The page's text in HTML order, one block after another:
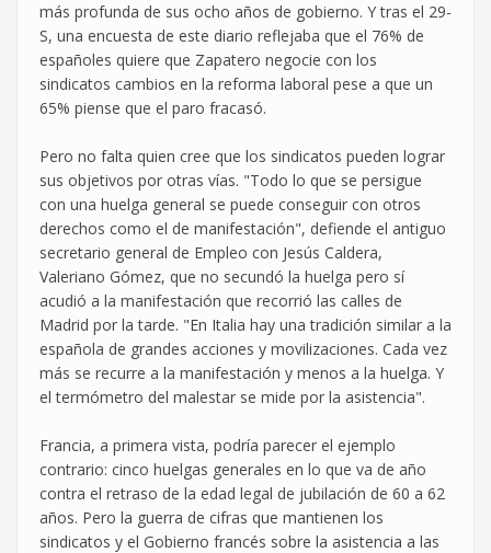
más profunda de sus ocho años de gobierno. Y tras el 29-
S, una encuesta de este diario reflejaba que el 76% de
españoles quiere que Zapatero negocie con los
sindicatos cambios en la reforma laboral pese a que un
65% piense que el paro fracasó.
Pero no falta quien cree que los sindicatos pueden lograr
sus objetivos por otras vías. "Todo lo que se persigue
con una huelga general se puede conseguir con otros
derechos como el de manifestación", defiende el antiguo
secretario general de Empleo con Jesús Caldera,
Valeriano Gómez, que no secundó la huelga pero sí
acudió a la manifestación que recorrió las calles de
Madrid por la tarde. "En Italia hay una tradición similar a la
española de grandes acciones y movilizaciones. Cada vez
más se recurre a la manifestación y menos a la huelga. Y
el termómetro del malestar se mide por la asistencia".
Francia, a primera vista, podría parecer el ejemplo
contrario: cinco huelgas generales en lo que va de año
contra el retraso de la edad legal de jubilación de 60 a 62
años. Pero la guerra de cifras que mantienen los
sindicatos y el Gobierno francés sobre la asistencia a las